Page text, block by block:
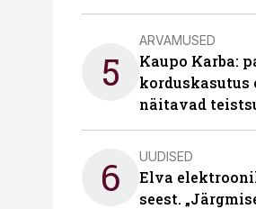
5
ARVAMUSED
Kaupo Karba:
korduskasutus
näitavad
6 UUDISED
Elva
seest.